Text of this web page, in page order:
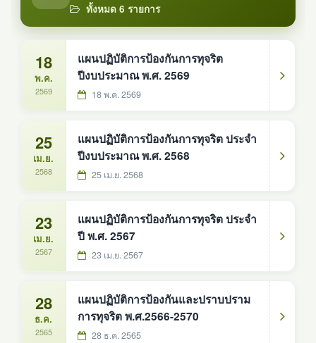
ทั้งหมด 6 รายการ
18
พ.ค.
2569
แผนปฏิบัติการป้องกันการทุจริต
ปีงบประมาณ พ.ศ. 2569
18 พ.ค. 2569
25
เม.ย.
2568
แผนปฏิบัติการป้องกันการทุจริต ประจำ
ปีงบประมาณ พ.ศ. 2568
25 เม.ย. 2568
23
เม.ย.
2567
แผนปฏิบัติการป้องกันการทุจริต ประจำ
ปี พ.ศ. 2567
23 เม.ย. 2567
28
ธ.ค.
2565
แผนปฏิบัติการป้องกันและปราบปราม
การทุจริต พ.ศ.2566-2570
28 ธ.ค. 2565